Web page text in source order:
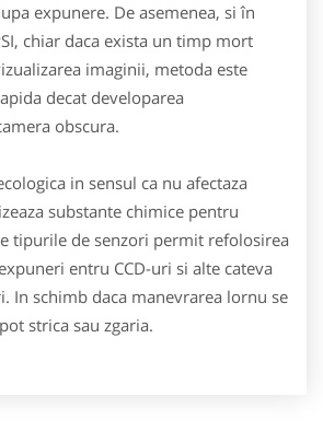
expunere. De asemenea, si în
chiar daca exista un timp mort
imaginii, metoda este
decat developarea
obscura.
in sensul ca nu afectaza
substante chimice pentru
tipurile de senzori permit refolosirea
entru CCD-uri si alte cateva
In schimb daca manevrarea lornu se
strica sau zgaria.